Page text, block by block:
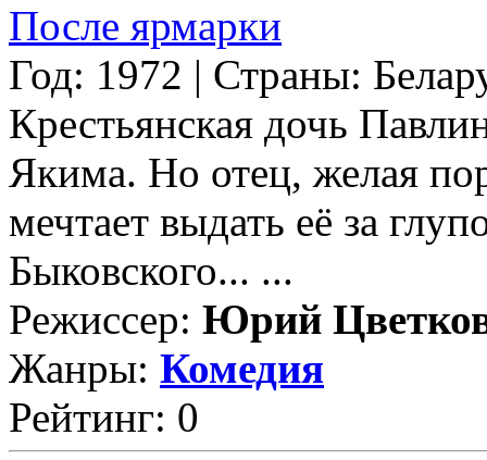
После ярмарки
Год: 1972 | Страны:
Крестьянская дочь
Якима. Но отец, желая
мечтает выдать её за
Быковского... ...
Режиссер: Юрий
Жанры: Комедия
Рейтинг: 0